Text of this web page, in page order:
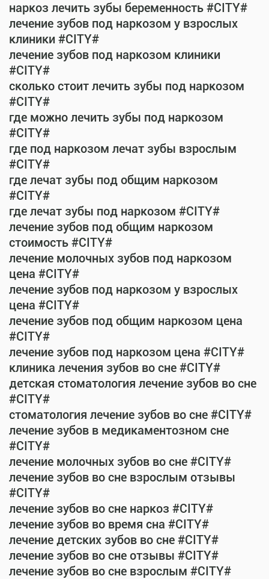
наркоз лечить зубы беременность #CITY#
лечение зубов под наркозом у взрослых
клиники #CITY#
лечение зубов под наркозом клиники
#CITY#
сколько стоит лечить зубы под наркозом
#CITY#
где можно лечить зубы под наркозом
#CITY#
где под наркозом лечат зубы взрослым
#CITY#
где лечат зубы под общим наркозом
#CITY#
где лечат зубы под наркозом #CITY#
лечение зубов под общим наркозом
стоимость #CITY#
лечение молочных зубов под наркозом
цена #CITY#
лечение зубов под наркозом у взрослых
цена #CITY#
лечение зубов под общим наркозом цена
#CITY#
лечение зубов под наркозом цена #CITY#
клиника лечения зубов во сне #CITY#
детская стоматология лечение зубов во сне
#CITY#
стоматология лечение зубов во сне #CITY#
лечение зубов в медикаментозном сне
#CITY#
лечение молочных зубов во сне #CITY#
лечение зубов во сне взрослым отзывы
#CITY#
лечение зубов во сне наркоз #CITY#
лечение зубов во время сна #CITY#
лечение детских зубов во сне #CITY#
лечение зубов во сне отзывы #CITY#
лечение зубов во сне взрослым #CITY#